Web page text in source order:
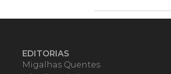
EDITORIAS
Migalhas Quentes